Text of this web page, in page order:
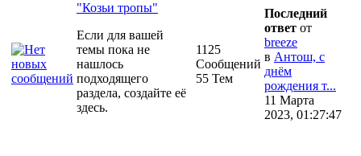
"Козьи тропы"
Если для вашей
темы пока не
нашлось
подходящего
раздела, создайте её
здесь.
1125
Сообщений
55 Тем
Последний
ответ от
breeze
в Антош, с
днём
рождения т...
11 Марта
2023, 01:27:47